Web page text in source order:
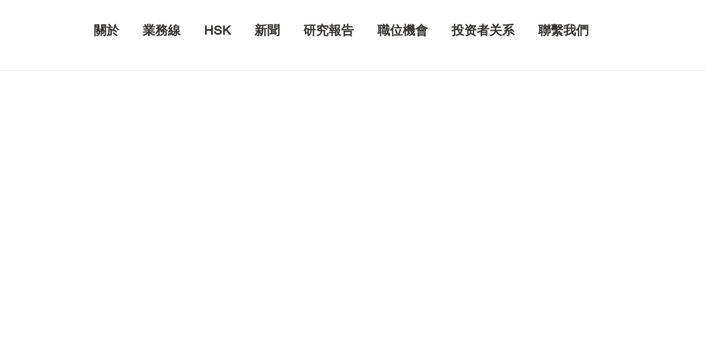
關於 業務線 HSK 新聞 研究報告 職位機會 投资者关系 聯繫我們